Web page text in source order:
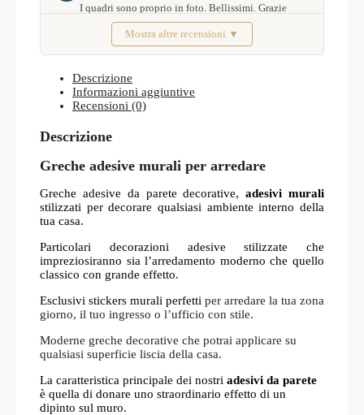
I quadri sono proprio in foto. Bellissimi. Grazie
Febbraio 2026Mostra altre recensioni ▼
Descrizione
Informazioni aggiuntive
Recensioni (0)
Descrizione
Greche adesive murali per arredare
Greche adesive da parete decorative,adesivi murali
stilizzati per decorare qualsiasi ambiente interno della
tua casa.
Particolari decorazioni adesive stilizzate che
impreziosiranno sia l’arredamento moderno che quello
classico con grande effetto.
Esclusivi stickers murali perfetti per arredare la tua zona
giorno, il tuo ingresso o l’ufficio con stile.
Moderne greche decorative che potrai applicare su
qualsiasi superficie liscia della casa.
La caratteristica principale dei nostri adesivi da parete
è quella di donare uno straordinario effetto di un
dipinto sul muro.